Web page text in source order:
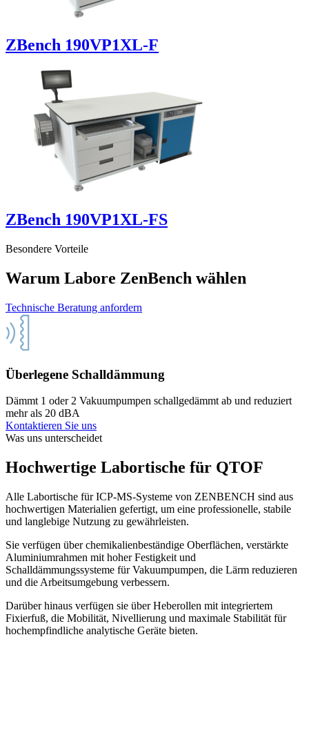
ZBench 190VP1XL-F
ZBench 190VP1XL-FS
Besondere Vorteile
Warum Labore ZenBench wählen
Technische Beratung anfordern
Überlegene Schalldämmung
Dämmt 1 oder 2 Vakuumpumpen schallgedämmt ab und reduziert
mehr als 20 dBA
Kontaktieren Sie uns
Was uns unterscheidet
Hochwertige Labortische für QTOF
Alle Labortische für ICP-MS-Systeme von ZENBENCH sind aus
hochwertigen Materialien gefertigt, um eine professionelle, stabile
und langlebige Nutzung zu gewährleisten.
Sie verfügen über chemikalienbeständige Oberflächen, verstärkte
Aluminiumrahmen mit hoher Festigkeit und
Schalldämmungssysteme für Vakuumpumpen, die Lärm reduzieren
und die Arbeitsumgebung verbessern.
Darüber hinaus verfügen sie über Heberollen mit integriertem
Fixierfuß, die Mobilität, Nivellierung und maximale Stabilität für
hochempfindliche analytische Geräte bieten.